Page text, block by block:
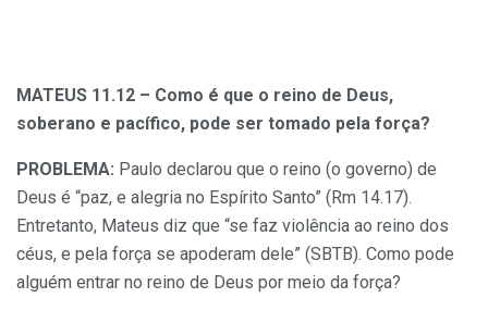
MATEUS 11.12 – Como é que o reino de Deus,
soberano e pacífico, pode ser tomado pela força?
PROBLEMA: Paulo declarou que o reino (o governo) de
Deus é “paz, e alegria no Espírito Santo” (Rm 14.17).
Entretanto, Mateus diz que “se faz violência ao reino dos
céus, e pela força se apoderam dele” (SBTB). Como pode
alguém entrar no reino de Deus por meio da força?